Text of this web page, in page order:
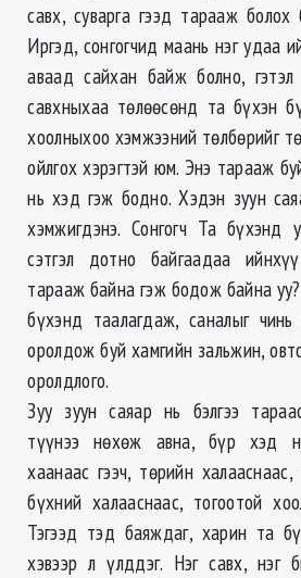
савх, суварга гээд тарааж болох
Иргэд, сонгогчид маань нэг удаа
аваад сайхан байж болно, гэтэл
савхныхаа төлөөсөнд та бүхэн
хоолныхоо хэмжээний төлбөрийг
ойлгох хэрэгтэй юм. Энэ тарааж
нь хэд гэж бодно. Хэдэн зуун
хэмжигдэнэ. Сонгогч Та бүхэнд
сэтгэл дотно байгаадаа
тарааж байна гэж бодож байна
бүхэнд таалагдаж, саналыг
оролдож буй хамгийн зальжин,
оролдлого.
Зуу зуун саяар нь бэлгээ
түүнээ нөхөж авна, бүр хэд
хаанаас гээч, төрийн
бүхний халааснаас, тогоотой
Тэгээд тэд баяждаг, харин та
хэвээр л үлддэг. Нэг савх, нэг